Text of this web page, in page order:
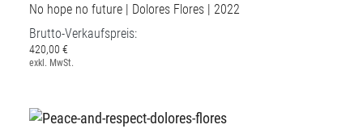
No hope no future | Dolores Flores | 2022
Brutto-Verkaufspreis:
420,00 €
exkl. MwSt.